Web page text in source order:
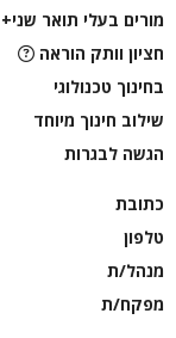
מורים בעלי תואר שני+
חציון וותק הוראה
בחינוך טכנולוגי
שילוב חינוך מיוחד
הגשה לבגרות
כתובת
טלפון
מנהל/ת
מפקח/ת